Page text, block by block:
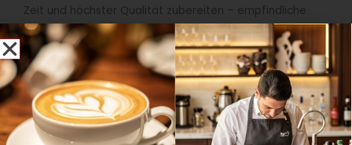
Zeit und höchster Qualität zubereiten – empfindliche
Zeitstrafen standen hier an derTagesordnung.
Die Köpfe hinter der Entscheidung
Geschmack und Geschichte, sowie Optik und Kreativität,
der sich die teilnehmenden Bartender in den
vergangenen zwei Tagen hingaben, wurden von
kritischen Judges bewertet:Tess Posthumus
(Flying